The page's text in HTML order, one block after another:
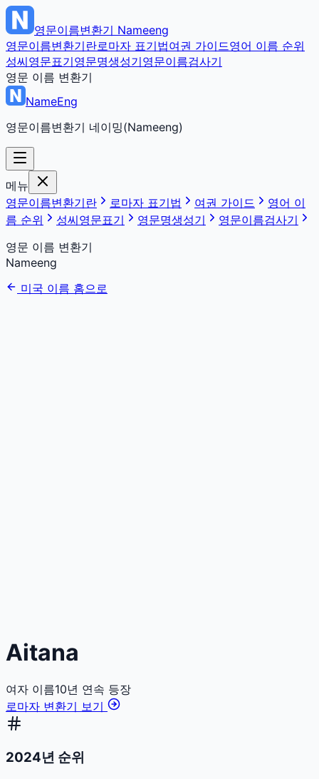
영문이름변환기 Nameeng
영문이름변환기란로마자 표기법여권 가이드영어 이름 순위
성씨영문표기영문명생성기영문이름검사기
영문 이름 변환기
NameEng
영문이름변환기 네이밍(Nameeng)
메뉴
영문이름변환기란
로마자 표기법 여권 가이드
영어 이
름 순위
성씨영문표기 영문명생성기
영문이름검사기
영문 이름 변환기
Nameeng
미국 이름 홈으로
Aitana
여자 이름10년 연속 등장
로마자 변환기 보기
2024년 순위